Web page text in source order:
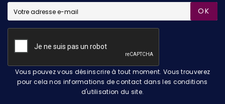
OK
Vous pouvez vous désinscrire à tout moment. Vous trouverez
pour cela nos informations de contact dans les conditions
d'utilisation du site.